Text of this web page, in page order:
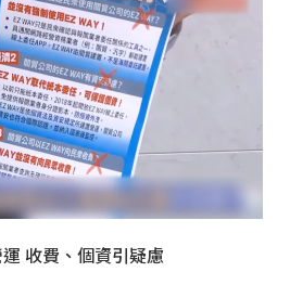
收費、個資引疑慮